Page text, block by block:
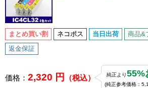
まとめ買い割 ネコポス 当日出荷 商品&
返金保証
価格： 2,320 円 （税込） 純正より55%
(純正参考価格：